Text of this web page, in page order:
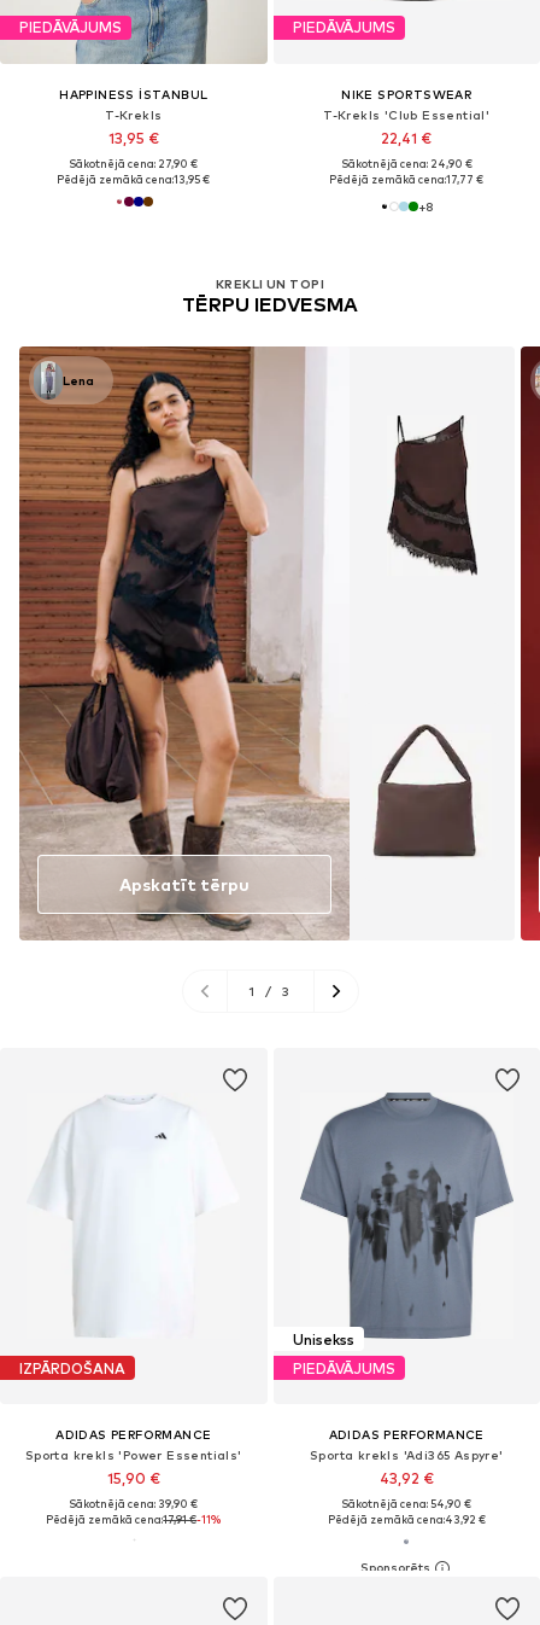
PIEDĀVĀJUMS
HAPPINESS İSTANBUL
T-Krekls
13,95 €
Sākotnējā cena: 27,90 €
Pēdējā zemākā cena:13,95 €
PIEDĀVĀJUMS
NIKE SPORTSWEAR
T-Krekls 'Club Essential'
22,41 €
Sākotnējā cena: 24,90 €
Pēdējā zemākā cena:17,77 €
+8
IZPĀRDOŠANA
ADIDAS PERFORMANCE
Sporta krekls 'Power Essentials'
15,90 €
Sākotnējā cena: 39,90 €
Pēdējā zemākā cena:17,91 €-11%
Unisekss
PIEDĀVĀJUMS
ADIDAS PERFORMANCE
Sporta krekls 'Adi365 Aspyre'
43,92 €
Sākotnējā cena: 54,90 €
Pēdējā zemākā cena:43,92 €
KREKLI UN TOPI
TĒRPU IEDVESMA
Lena
Apskatīt tērpu
1 / 3